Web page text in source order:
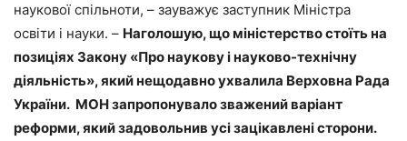
наукової спільноти, – зауважує заступник Міністра
освіти і науки. – Наголошую, що міністерство стоїть на
позиціях Закону «Про наукову і науково-технічну
діяльність», який нещодавно ухвалила Верховна Рада
України. МОН запропонувало зважений варіант
реформи, який задовольнив усі зацікавлені сторони.